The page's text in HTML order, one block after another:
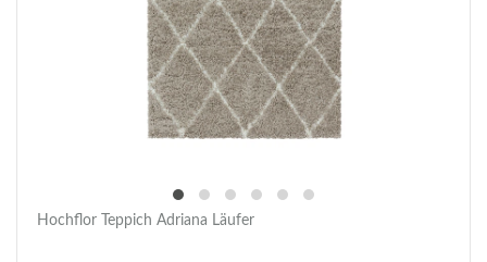
Hochflor Teppich Adriana Läufer